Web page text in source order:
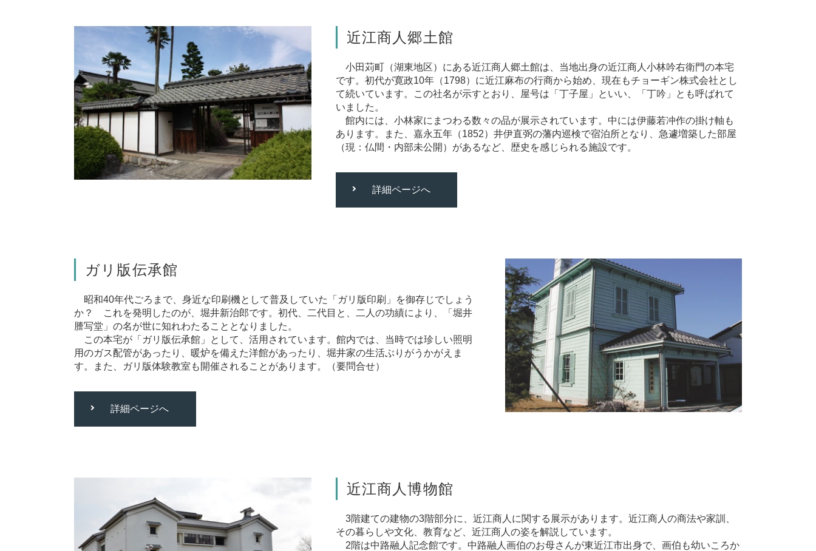
近江商人郷土館
小田苅町（湖東地区）にある近江商人郷土館は、当地出身の近江商人小林吟右衛門の本宅
です。初代が寛政10年（1798）に近江麻布の行商から始め、現在もチョーギン株式会社とし
て続いています。この社名が示すとおり、屋号は「丁子屋」といい、「丁吟」とも呼ばれて
いました。
館内には、小林家にまつわる数々の品が展示されています。中には伊藤若冲作の掛け軸も
あります。また、嘉永五年（1852）井伊直弼の藩内巡検で宿泊所となり、急遽増築した部屋
（現：仏間・内部未公開）があるなど、歴史を感じられる施設です。
詳細ページへ
ガリ版伝承館
昭和40年代ごろまで、身近な印刷機として普及していた「ガリ版印刷」を御存じでしょう
か？ これを発明したのが、堀井新治郎です。初代、二代目と、二人の功績により、「堀井
謄写堂」の名が世に知れわたることとなりました。
この本宅が「ガリ版伝承館」として、活用されています。館内では、当時では珍しい照明
用のガス配管があったり、暖炉を備えた洋館があったり、堀井家の生活ぶりがうかがえま
す。また、ガリ版体験教室も開催されることがあります。（要問合せ）
詳細ページへ
近江商人博物館
3階建ての建物の3階部分に、近江商人に関する展示があります。近江商人の商法や家訓、
その暮らしや文化、教育など、近江商人の姿を解説しています。
2階は中路融人記念館です。中路融人画伯のお母さんが東近江市出身で、画伯も幼いころか